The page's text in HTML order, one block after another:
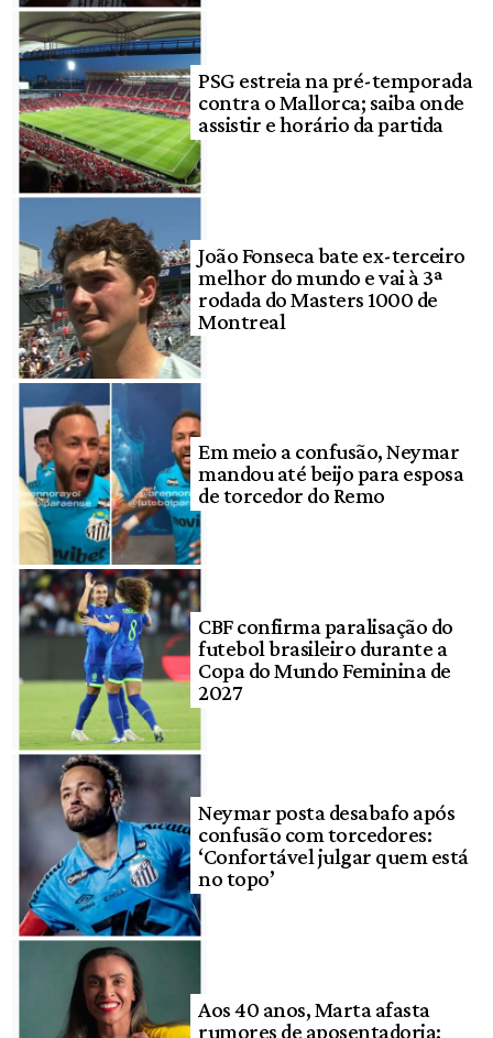
PSG estreia na pré-temporada
contra o Mallorca; saiba onde
assistir e horário da partida
João Fonseca bate ex-terceiro
melhor do mundo e vai à 3ª
rodada do Masters 1000 de
Montreal
Em meio a confusão, Neymar
mandou até beijo para esposa
de torcedor do Remo
CBF confirma paralisação do
futebol brasileiro durante a
Copa do Mundo Feminina de
2027
Neymar posta desabafo após
confusão com torcedores:
‘Confortável julgar quem está
no topo’
Aos 40 anos, Marta afasta
rumores de aposentadoria: